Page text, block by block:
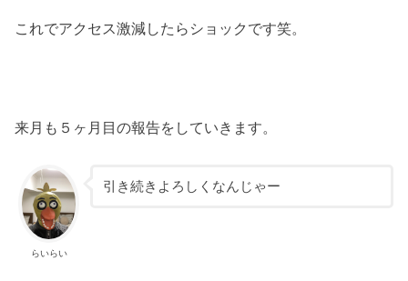
これでアクセス激減したらショックです笑。
来月も５ヶ月目の報告をしていきます。
らいらい
引き続きよろしくなんじゃー